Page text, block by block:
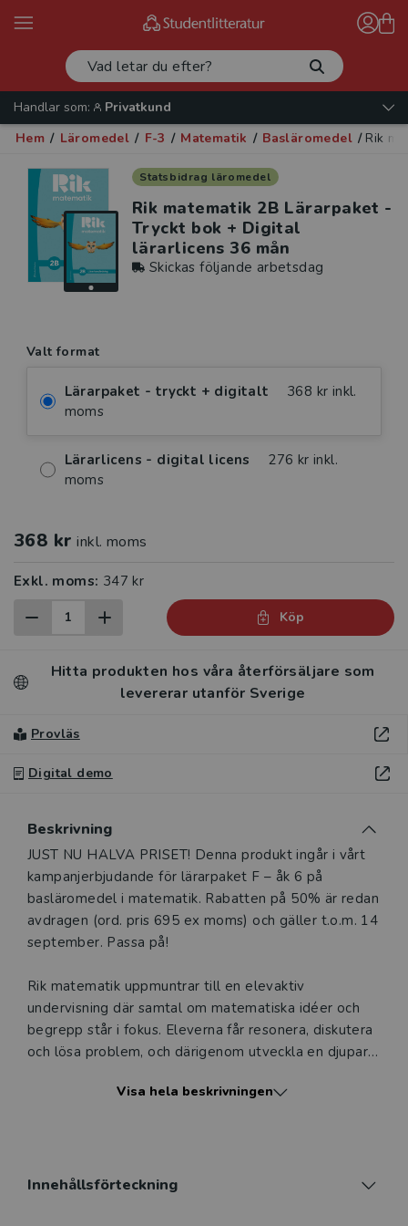
Handlar som:
Privatkund
Hem / Läromedel / F-3 / Matematik / Basläromedel / Rik
Statsbidrag läromedel
Rik matematik 2B Lärarpaket -
Tryckt bok + Digital
lärarlicens 36 mån
Skickas följande arbetsdag
Valt format
Lärarpaket - tryckt + digitalt
368 kr inkl.
moms
Lärarlicens - digital licens
276 kr inkl.
moms
368 kr inkl. moms
Exkl. moms: 347 kr
Köp
Hitta produkten hos våra återförsäljare som
levererar utanför Sverige
Provläs
Digital demo
Beskrivning
Beskrivning
JUST NU HALVA PRISET! Denna produkt ingår i vårt
kampanjerbjudande för lärarpaket F – åk 6 på
basläromedel i matematik. Rabatten på 50% är redan
avdragen (ord. pris 695 ex moms) och gäller t.o.m. 14
september. Passa på!
Rik matematik uppmuntrar till en elevaktiv
undervisning där samtal om matematiska idéer och
begrepp står i fokus. Eleverna får resonera, diskutera
och lösa problem, och därigenom utveckla en djupare
mer än 100 detaljerade lektionsförslag per läsår, med
Visa hela beskrivningen
Innehållsförteckning